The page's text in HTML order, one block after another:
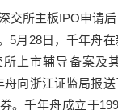
交所主板IPO申请
5月28日，千年舟
上市辅导备案及
向浙江证监局报送
。千年舟成立于